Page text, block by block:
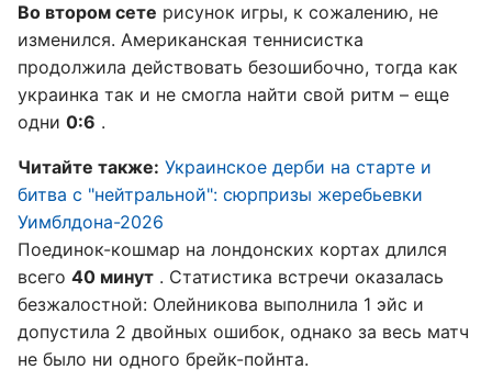
Во втором сете рисунок игры, к сожалению, не
изменился. Американская теннисистка
продолжила действовать безошибочно, тогда как
украинка так и не смогла найти свой ритм – еще
одни 0:6 .
Читайте также: Украинское дерби на старте и
битва с "нейтральной": сюрпризы жеребьевки
Уимблдона-2026
Поединок-кошмар на лондонских кортах длился
всего 40 минут . Статистика встречи оказалась
безжалостной: Олейникова выполнила 1 эйс и
допустила 2 двойных ошибок, однако за весь матч
не было ни одного брейк-пойнта.